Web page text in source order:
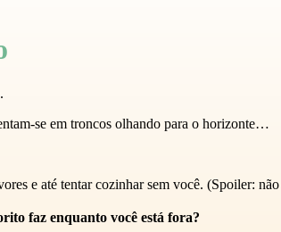
se em troncos olhando para o horizonte…
e até tentar cozinhar sem você. (Spoiler:
faz enquanto você está fora?